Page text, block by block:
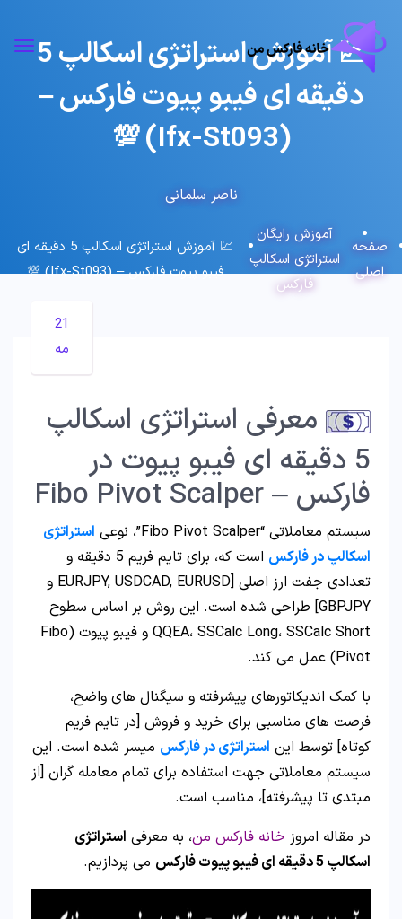
💹 آموزش استراتژی اسکالپ 5
دقیقه ای فیبو پیوت فارکس –
(Ifx-St093) 💯
ناصر سلمانی
صفحه
اصلی
آموزش رایگان
استراتژی اسکالپ
فارکس
💹 آموزش استراتژی اسکالپ 5 دقیقه ای
فیبو پیوت فارکس – (Ifx-St093) 💯
21
مه
معرفی استراتژی اسکالپ
5 دقیقه ای فیبو پیوت در
فارکس – Fibo Pivot Scalper
سیستم معاملاتی “Fibo Pivot Scalper”، نوعی
استراتژی
اسکالپ در فارکس
است که، برای تایم فریم 5 دقیقه و
تعدادی جفت ارز اصلی [EURJPY, USDCAD, EURUSD و
GBPJPY] طراحی شده است. این روش بر اساس سطوح
QQEA، SSCalc Long، SSCalc Short و فیبو پیوت (Fibo
Pivot) عمل می کند.
با کمک اندیکاتورهای پیشرفته و سیگنال های واضح،
فرصت های مناسبی برای خرید و فروش [در تایم فریم
کوتاه] توسط این استراتژی در فارکس میسر شده است. این
سیستم معاملاتی جهت استفاده برای تمام معامله گران [از
مبتدی تا پیشرفته]، مناسب است.
در مقاله امروز خانه فارکس من، به معرفی استراتژی
اسکالپ 5 دقیقه ای فیبو پیوت فارکس
می پردازیم.